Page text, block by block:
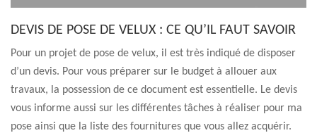
DEVIS DE POSE DE VELUX : CE QU’IL FAUT SAVOIR
Pour un projet de pose de velux, il est très indiqué de disposer
d’un devis. Pour vous préparer sur le budget à allouer aux
travaux, la possession de ce document est essentielle. Le devis
vous informe aussi sur les différentes tâches à réaliser pour ma
pose ainsi que la liste des fournitures que vous allez acquérir.